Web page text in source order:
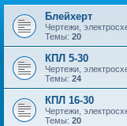
Блейхерт
Чертежи,
Темы: 20
КПЛ 5-30
Чертежи,
Темы: 24
КПЛ 16-30
Чертежи,
Темы: 20